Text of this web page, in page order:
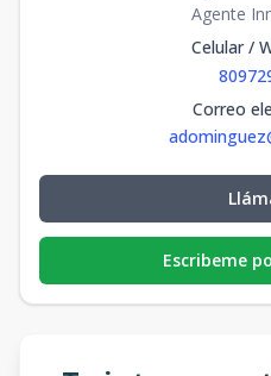
Agente
Celular /
Correo
Escribeme